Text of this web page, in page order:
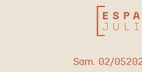
samedi
Sam. 02/mai
05